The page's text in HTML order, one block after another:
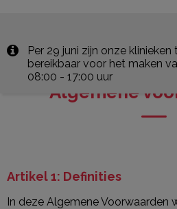
Per 29 juni zijn onze
bereikbaar voor het maken
08:00 - 17:00 uur
Algemene
Artikel 1: Definities
In deze Algemene Voorwaarden